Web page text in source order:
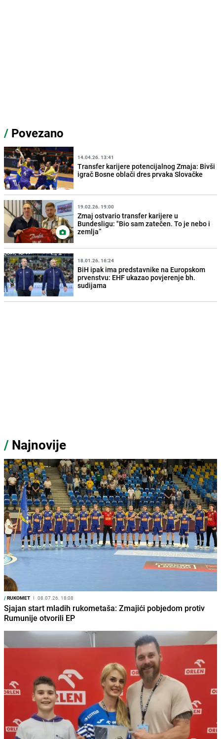
/ Povezano
14.04.26. 13:41
Transfer karijere potencijalnog Zmaja: Bivši
igrač Bosne oblači dres prvaka Slovačke
19.02.26. 19:00
Zmaj ostvario transfer karijere u
Bundesligu: "Bio sam zatečen. To je nebo i
zemlja“
18.01.26. 16:24
BiH ipak ima predstavnike na Europskom
prvenstvu: EHF ukazao povjerenje bh.
sudijama
/ Najnovije
/RUKOMET I 08.07.26. 18:08
Sjajan start mladih rukometaša: Zmajići pobjedom protiv
Rumunije otvorili EP